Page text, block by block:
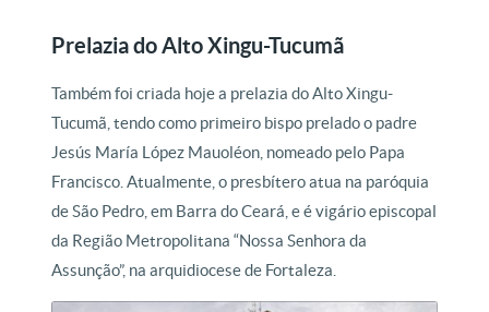
Prelazia do Alto Xingu-Tucumã
Também foi criada hoje a prelazia do Alto Xingu-
Tucumã, tendo como primeiro bispo prelado o padre
Jesús María López Mauoléon, nomeado pelo Papa
Francisco. Atualmente, o presbítero atua na paróquia
de São Pedro, em Barra do Ceará, e é vigário episcopal
da Região Metropolitana “Nossa Senhora da
Assunção”, na arquidiocese de Fortaleza.